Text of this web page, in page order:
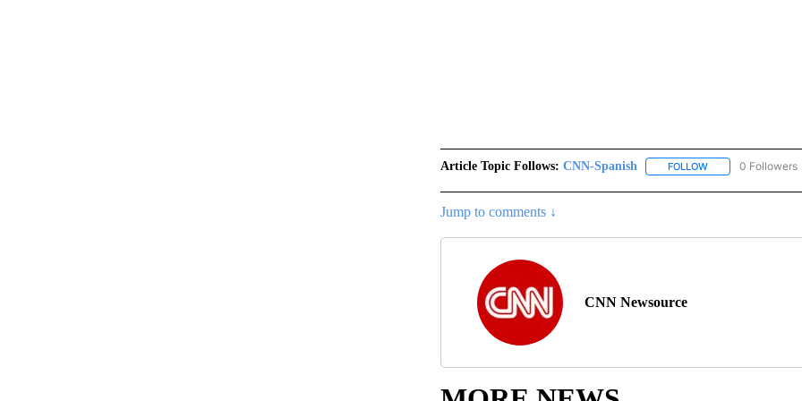
Article Topic Follows: CNN-Spanish FOLLOWFOLLOW "CNN-
0 Followers
Jump to comments ↓
CNN Newsource